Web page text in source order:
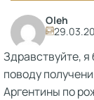
Oleh
Здравствуйте,
поводу
Аргентины по